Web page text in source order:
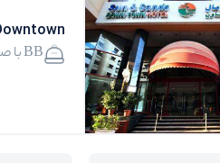
BB با صبحانه